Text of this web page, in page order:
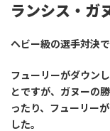
ランシス・ガ
ヘビー級の選手対決
フューリーがダウン
とですが、ガヌーの
ったり、フューリー
した。